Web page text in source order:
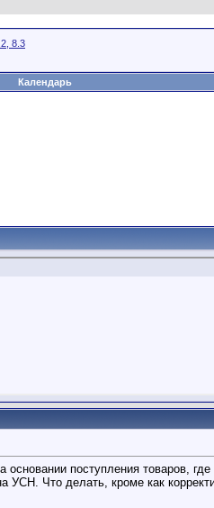
8.3
Календарь
поступления товаров,
Что делать, кроме как